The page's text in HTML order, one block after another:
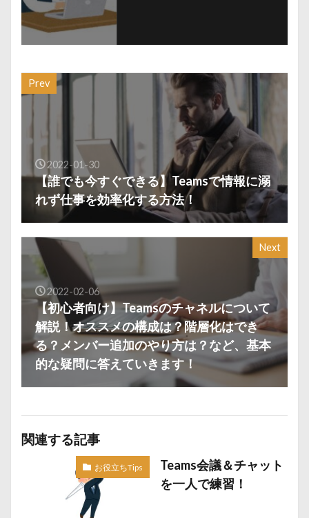
Prev
2022-01-30
【誰でも今すぐできる】Teamsで情報に溺
れず仕事を効率化する方法！
Next
2022-02-06
【初心者向け】Teamsのチャネルについて
解説！オススメの構成は？階層化はでき
る？メンバー追加のやり方は？など、基本
的な疑問に答えていきます！
関連する記事
お役立ちTips
Teams会議＆チャット
を一人で練習！